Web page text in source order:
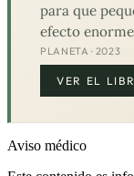
para que
efecto
PLANETA · 2023
VER EL
Aviso médico